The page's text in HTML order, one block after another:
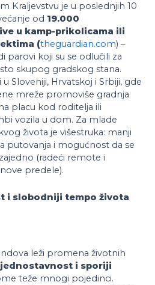
Kraljevstvu je u poslednjih 10
od 19.000
u kamp-prikolicama ili
(theguardian.com) –
parovi koji su se odlučili za
skupog gradskog stana.
Sloveniji, Hrvatskoj i Srbiji, gde
mreže promoviše gradnja
placu kod roditelja ili
vozila u dom. Za mlade
života je višestruka: manji
putovanja i mogućnost da se
(radeći remote i
predele).
i slobodniji tempo života
leži promena životnih
i sporiji
teže mnogi pojedinci.